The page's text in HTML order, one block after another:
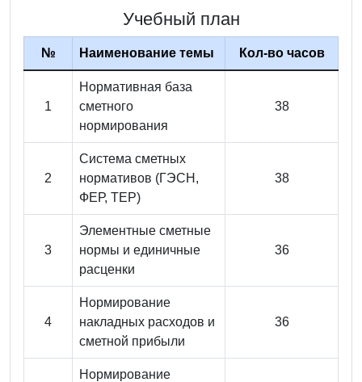
Учебный план
№ Наименование темы Кол-во часов
1
Нормативная база
сметного
нормирования
38
2
Система сметных
нормативов (ГЭСН,
ФЕР, ТЕР)
38
3
Элементные сметные
нормы и единичные
расценки
36
4
Нормирование
накладных расходов и
сметной прибыли
36
Нормирование